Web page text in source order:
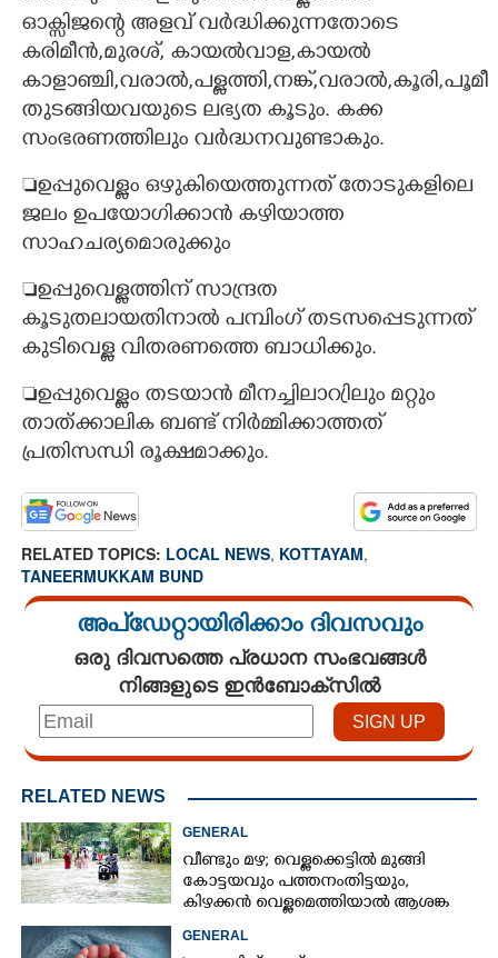
ഓക്സിജന്റെ അളവ് വർദ്ധിക്കുന്നതോടെ
കരിമീൻ,മുരശ്, കായൽവാള,കായൽ
തുടങ്ങിയവയുടെ ലഭ്യത കൂടും. കക്ക
സംഭരണത്തിലും വർദ്ധനവുണ്ടാകും.
ഉപ്പുവെള്ളം ഒഴുകിയെത്തുന്നത് തോടുകളിലെ
ജലം ഉപയോഗിക്കാൻ കഴിയാത്ത
സാഹചര്യമൊരുക്കും
ഉപ്പുവെള്ളത്തിന് സാന്ദ്രത
കൂടുതലായതിനാൽ പമ്പിംഗ് തടസപ്പെടുന്നത്
കുടിവെള്ള വിതരണത്തെ ബാധിക്കും.
ഉപ്പുവെള്ളം തടയാൻ മീനച്ചിലാറ്രിലും മറ്റും
താത്ക്കാലിക ബണ്ട് നി‌ർമ്മിക്കാത്തത്
പ്രതിസന്ധി രൂക്ഷമാക്കും.
RELATED TOPICS: LOCAL NEWS, KOTTAYAM,
TANEERMUKKAM BUND
അപ്ഡേറ്റായിരിക്കാം ദിവസവും
ഒരു ദിവസത്തെ പ്രധാന സംഭവങ്ങൾ
നിങ്ങളുടെ ഇൻബോക്സിൽ
RELATED NEWS
GENERAL
വീണ്ടും മഴ; വെള്ളക്കെട്ടിൽ മുങ്ങി
കോട്ടയവും പത്തനംതിട്ടയും,
കിഴക്കൻ വെള്ളമെത്തിയാൽ ആശങ്ക
ഇരട്ടിക്കും
GENERAL